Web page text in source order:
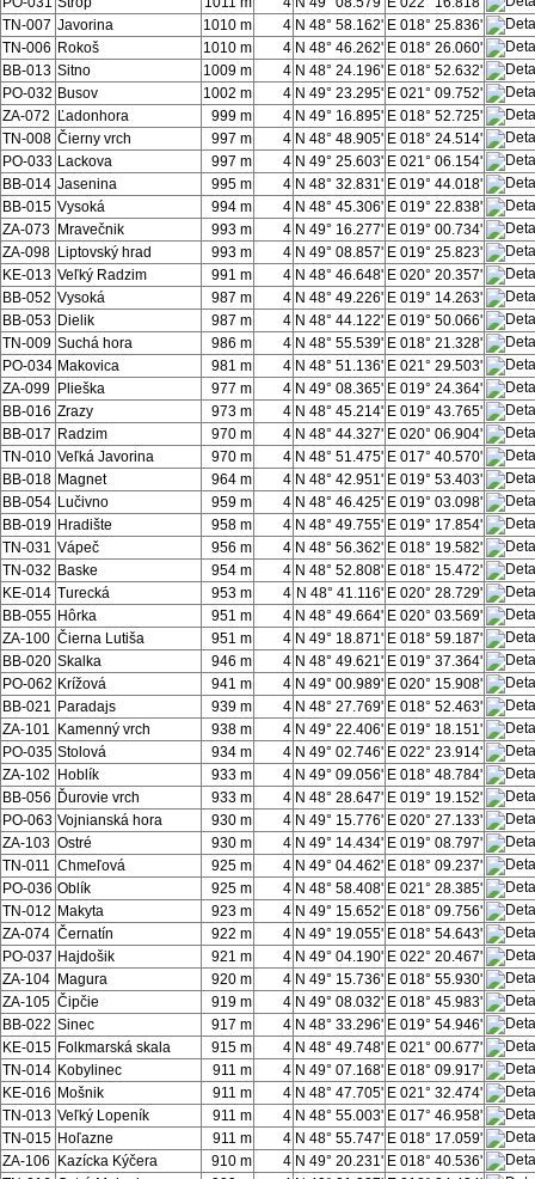
TN-007 Javorina 1010 m 4 N 48° 58.162' E 018° 25.836'
TN-006 Rokoš 1010 m 4 N 48° 46.262' E 018° 26.060'
BB-013 Sitno 1009 m 4 N 48° 24.196' E 018° 52.632'
PO-032 Busov 1002 m 4 N 49° 23.295' E 021° 09.752'
ZA-072
Ľadonhora 999 m 4 N 49° 16.895' E 018° 52.725'
TN-008 Čierny vrch 997 m 4 N 48° 48.905' E 018° 24.514'
PO-033 Lackova 997 m 4 N 49° 25.603' E 021° 06.154'
BB-014 Jasenina 995 m 4 N 48° 32.831' E 019° 44.018'
BB-015 Vysoká 994 m 4 N 48° 45.306' E 019° 22.838'
ZA-073 Mravečnik 993 m 4 N 49° 16.277' E 019° 00.734'
ZA-098 Liptovský hrad 993 m 4 N 49° 08.857' E 019° 25.823'
KE-013 Veľký Radzim 991 m 4 N 48° 46.648' E 020° 20.357'
BB-052 Vysoká 987 m 4 N 48° 49.226' E 019° 14.263'
BB-053 Dielik 987 m 4 N 48° 44.122' E 019° 50.066'
TN-009 Suchá hora 986 m 4 N 48° 55.539' E 018° 21.328'
PO-034 Makovica 981 m 4 N 48° 51.136' E 021° 29.503'
ZA-099 Plieška 977 m 4 N 49° 08.365' E 019° 24.364'
BB-016 Zrazy 973 m 4 N 48° 45.214' E 019° 43.765'
BB-017 Radzim 970 m 4 N 48° 44.327' E 020° 06.904'
TN-010 Veľká Javorina 970 m 4 N 48° 51.475' E 017° 40.570'
BB-018 Magnet 964 m 4 N 48° 42.951' E 019° 53.403'
BB-054 Lučivno 959 m 4 N 48° 46.425' E 019° 03.098'
BB-019 Hradište 958 m 4 N 48° 49.755' E 019° 17.854'
TN-031 Vápeč 956 m 4 N 48° 56.362' E 018° 19.582'
TN-032 Baske 954 m 4 N 48° 52.808' E 018° 15.472'
KE-014 Turecká 953 m 4 N 48° 41.116' E 020° 28.729'
BB-055 Hôrka 951 m 4 N 48° 49.664' E 020° 03.569'
ZA-100 Čierna Lutiša 951 m 4 N 49° 18.871' E 018° 59.187'
BB-020 Skalka 946 m 4 N 48° 49.621' E 019° 37.364'
PO-062 Krížová 941 m 4 N 49° 00.989' E 020° 15.908'
BB-021 Paradajs 939 m 4 N 48° 27.769' E 018° 52.463'
ZA-101
Kamenný vrch 938 m 4 N 49° 22.406' E 019° 18.151'
PO-035 Stolová 934 m 4 N 49° 02.746' E 022° 23.914'
ZA-102
Hoblík 933 m 4 N 49° 09.056' E 018° 48.784'
BB-056 Ďurovie vrch 933 m 4 N 48° 28.647' E 019° 19.152'
PO-063 Vojnianská hora 930 m 4 N 49° 15.776' E 020° 27.133'
ZA-103 Ostré 930 m 4 N 49° 14.434' E 019° 08.797'
TN-011 Chmeľová 925 m 4 N 49° 04.462' E 018° 09.237'
PO-036 Oblík 925 m 4 N 48° 58.408' E 021° 28.385'
TN-012 Makyta 923 m 4 N 49° 15.652' E 018° 09.756'
ZA-074 Černatín 922 m 4 N 49° 19.055' E 018° 54.643'
PO-037 Hajdošik 921 m 4 N 49° 04.190' E 022° 20.467'
ZA-104 Magura 920 m 4 N 49° 15.736' E 018° 55.930'
ZA-105 Čipčie 919 m 4 N 49° 08.032' E 018° 45.983'
BB-022 Sinec 917 m 4 N 48° 33.296' E 019° 54.946'
KE-015 Folkmarská skala 915 m 4 N 48° 49.748' E 021° 00.677'
TN-014 Kobylinec 911 m 4 N 49° 07.168' E 018° 09.917'
KE-016 Mošnik 911 m 4 N 48° 47.705' E 021° 32.474'
TN-013 Veľký Lopeník 911 m 4 N 48° 55.003' E 017° 46.958'
TN-015 Hoľazne 911 m 4 N 48° 55.747' E 018° 17.059'
ZA-106
Kazícka Kýčera 910 m 4 N 49° 20.231' E 018° 40.536'